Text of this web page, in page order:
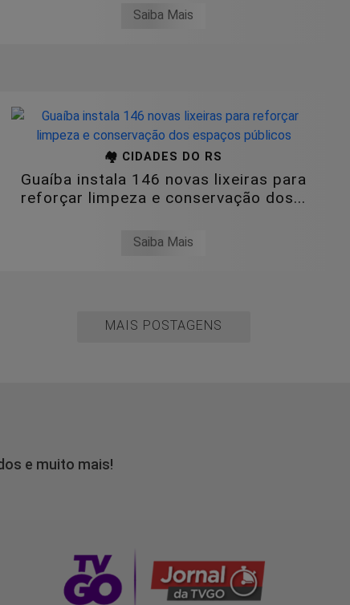
Saiba Mais
🏘️ CIDADES DO RS
Guaíba instala 146 novas lixeiras para
reforçar limpeza e conservação dos...
Saiba Mais
MAIS POSTAGENS
e muito mais!